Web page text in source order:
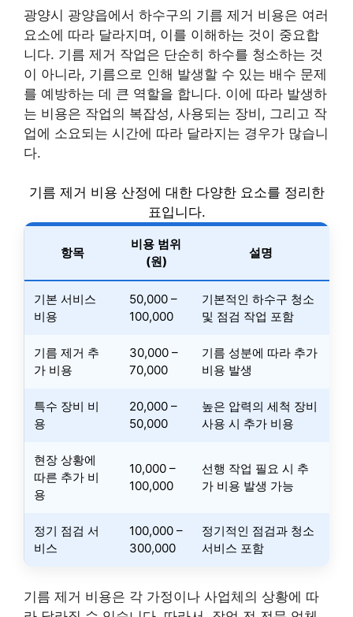
광양시 광양읍에서 하수구의 기름 제거 비용은 여러
요소에 따라 달라지며, 이를 이해하는 것이 중요합
니다. 기름 제거 작업은 단순히 하수를 청소하는 것
이 아니라, 기름으로 인해 발생할 수 있는 배수 문제
를 예방하는 데 큰 역할을 합니다. 이에 따라 발생하
는 비용은 작업의 복잡성, 사용되는 장비, 그리고 작
업에 소요되는 시간에 따라 달라지는 경우가 많습니
다.
기름 제거 비용 산정에 대한 다양한 요소를 정리한
표입니다.
항목
비용 범위
(원)
설명
기본 서비스
비용
50,000 –
100,000
기본적인 하수구 청소
및 점검 작업 포함
기름 제거 추
가 비용
30,000 –
70,000
기름 성분에 따라 추가
비용 발생
특수 장비 비
용
20,000 –
50,000
높은 압력의 세척 장비
사용 시 추가 비용
현장 상황에
따른 추가 비
용
10,000 –
100,000
선행 작업 필요 시 추
가 비용 발생 가능
정기 점검 서
비스
100,000 –
300,000
정기적인 점검과 청소
서비스 포함
기름 제거 비용은 각 가정이나 사업체의 상황에 따